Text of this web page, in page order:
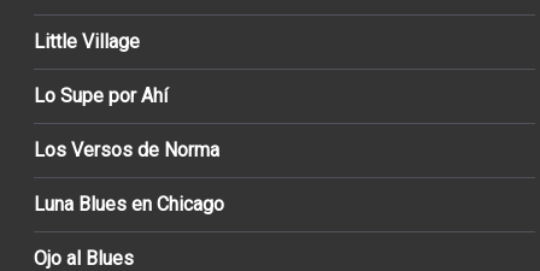
Little Village
Lo Supe por Ahí
Los Versos de Norma
Luna Blues en Chicago
Ojo al Blues